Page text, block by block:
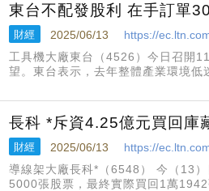
東台不配發股利 在手訂單
財經 2025/06/13
https://
工具機大廠東台（4526）今日召開
望。東台表示，去年整體產業環境低
長科 *斥資4.25億元買回庫
財經 2025/06/13
https://
導線架大廠長科*（6548） 今（13
5000張股票，最終實際買回1萬